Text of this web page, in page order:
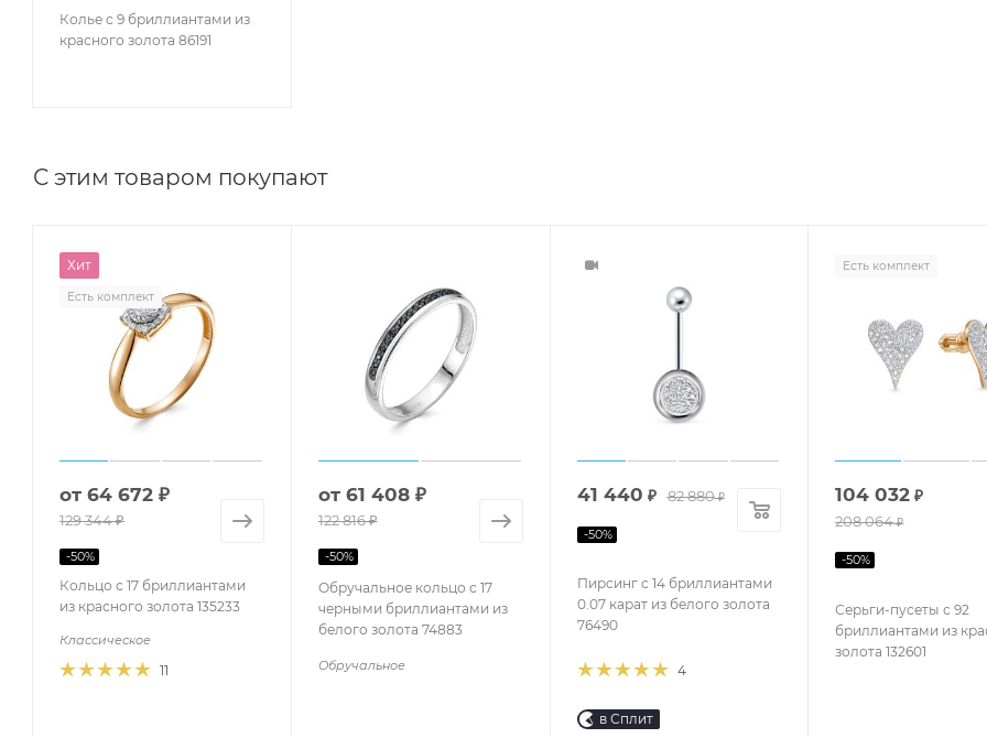
Колье с 9 бриллиантами из
красного золота 86191
С этим товаром покупают
Хит
Есть комплект
11
Кольцо с 17 бриллиантами
из красного золота 135233
Классическое
от 64 672 ₽
129 344 ₽
-50%
Обручальное кольцо с 17
черными бриллиантами из
белого золота 74883
Обручальное
от 61 408 ₽
122 816 ₽
-50%
4
Пирсинг с 14 бриллиантами
0.07 карат из белого золота
76490
41 440 ₽ 82 880₽
-50%
в Сплит
Есть комплект
Серьги-пусеты с 92
бриллиантами из
золота 132601
104 032 ₽
208 064₽
-50%